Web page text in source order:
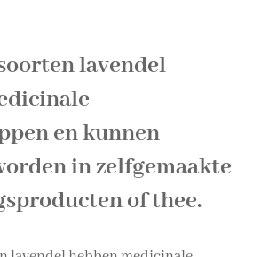
lavendel
en kunnen
in zelfgemaakte
of thee.